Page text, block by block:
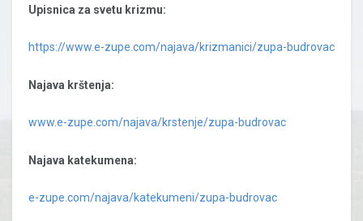
Upisnica za svetu krizmu:
https://www.e-zupe.com/najava/krizmanici/zupa-budrovac
Najava krštenja:
www.e-zupe.com/najava/krstenje/zupa-budrovac
Najava katekumena:
e-zupe.com/najava/katekumeni/zupa-budrovac